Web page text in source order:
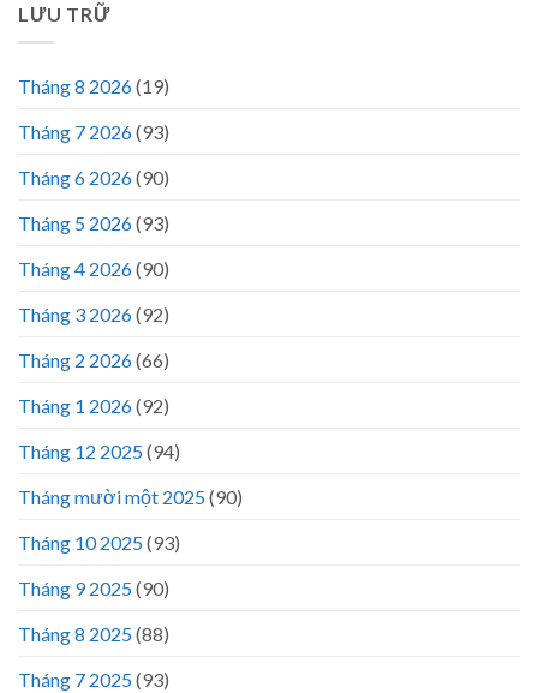
LƯU TRỮ
Tháng 8 2026(19)
Tháng 7 2026(93)
Tháng 6 2026(90)
Tháng 5 2026(93)
Tháng 4 2026(90)
Tháng 3 2026(92)
Tháng 2 2026(66)
Tháng 1 2026(92)
Tháng 12 2025(94)
Tháng mười một 2025(90)
Tháng 10 2025(93)
Tháng 9 2025(90)
Tháng 8 2025(88)
Tháng 7 2025(93)